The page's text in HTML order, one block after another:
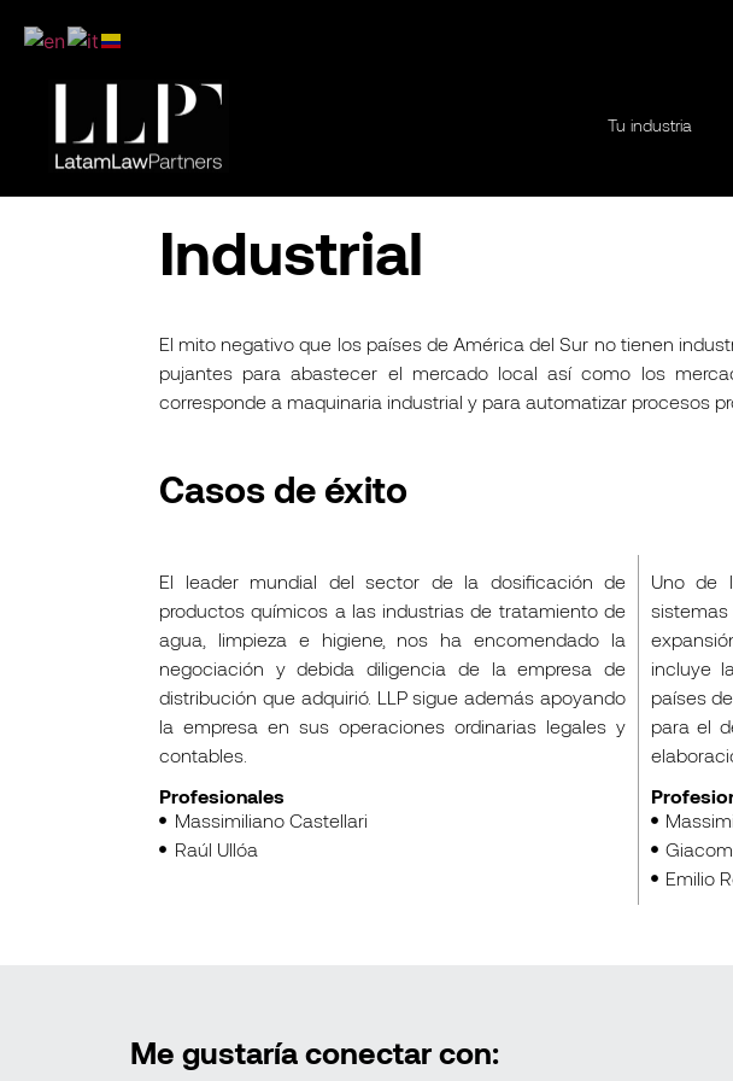
Tu industria
Industrial
El mito negativo que los países de América del Sur no tienen
pujantes para abastecer el mercado local así como los
corresponde a maquinaria industrial y para automatizar procesos
Casos de éxito
El leader mundial del sector de la dosificación de
productos químicos a las industrias de tratamiento de
agua, limpieza e higiene, nos ha encomendado la
negociación y debida diligencia de la empresa de
distribución que adquirió. LLP sigue además apoyando
la empresa en sus operaciones ordinarias legales y
contables.
Profesionales
Massimiliano Castellari
Raúl Ullóa
Uno de
incluye
países
para el
Emilio
Me gustaría conectar con: